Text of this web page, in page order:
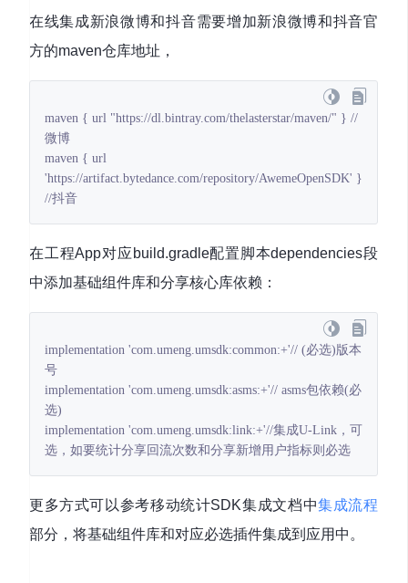
在线集成新浪微博和抖音需要增加新浪微博和抖音官
方的maven仓库地址，
maven { url "https://dl.bintray.com/thelasterstar/maven/" } //
微博
maven { url
'https://artifact.bytedance.com/repository/AwemeOpenSDK' }
//抖音
在工程App对应build.gradle配置脚本dependencies段
中添加基础组件库和分享核心库依赖：
implementation 'com.umeng.umsdk:common:+'// (必选)版本
号
implementation 'com.umeng.umsdk:asms:+'// asms包依赖(必
选)
implementation 'com.umeng.umsdk:link:+'//集成U-Link，可
选，如要统计分享回流次数和分享新增用户指标则必选
更多方式可以参考移动统计SDK集成文档中集成流程
部分，将基础组件库和对应必选插件集成到应用中。